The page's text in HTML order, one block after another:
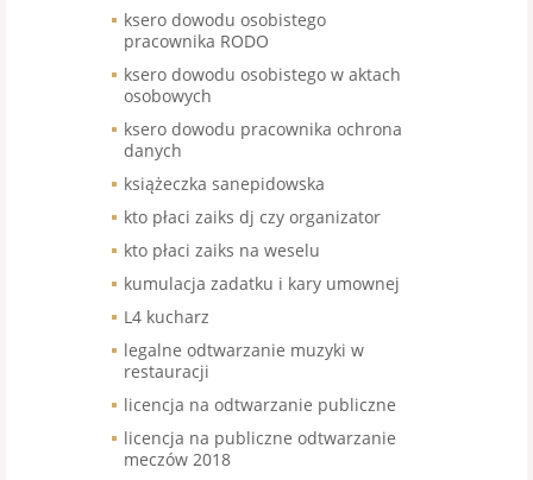
ksero dowodu osobistego
pracownika RODO
ksero dowodu osobistego w aktach
osobowych
ksero dowodu pracownika ochrona
danych
książeczka sanepidowska
kto płaci zaiks dj czy organizator
kto płaci zaiks na weselu
kumulacja zadatku i kary umownej
L4 kucharz
legalne odtwarzanie muzyki w
restauracji
licencja na odtwarzanie publiczne
licencja na publiczne odtwarzanie
meczów 2018